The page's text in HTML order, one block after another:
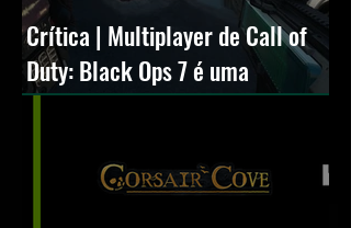
Crítica | Multiplayer de Call of
Duty: Black Ops 7 é uma
experiência positiva, divertida e